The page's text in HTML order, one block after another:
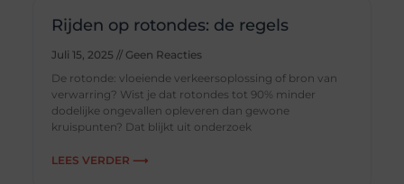
Rijden op rotondes: de regels
Juli 15, 2025
Geen Reacties
De rotonde: vloeiende verkeersoplossing of bron van
verwarring? Wist je dat rotondes tot 90% minder
dodelijke ongevallen opleveren dan gewone
kruispunten? Dat blijkt uit onderzoek
LEES VERDER ⟶